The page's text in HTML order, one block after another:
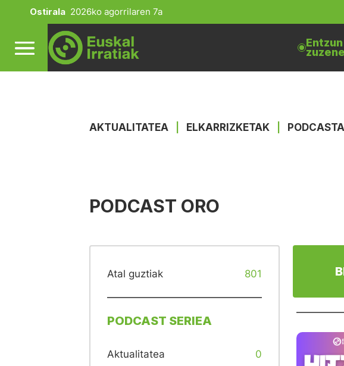
Ostirala 2026ko agorrilaren 7a
Entzun
AKTUALITATEA ELKARRIZKETAK
PODCAST ORO
Atal guztiak 801
PODCAST SERIEA
Aktualitatea 0